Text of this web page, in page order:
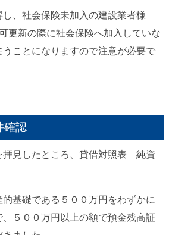
、社会保険未加入の建設業者様
更新の際に社会保険へ加入していな
ことになりますので注意が必要で
確認
拝見したところ、貸借対照表 純資
基礎である５００万円をわずかに
５００万円以上の額で預金残高証